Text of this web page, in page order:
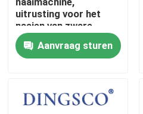
Video's
Fabriekstour
uitrusting voor het
naaien van zware
materialen
Aanvraag sturen